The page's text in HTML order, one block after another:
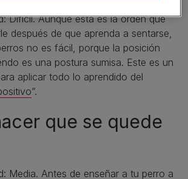
Difícil. Aunque esta es la orden que
después de que aprenda a sentarse,
no es fácil, porque la posición
es una postura sumisa. Este es un
aplicar todo lo aprendido del
”.
que se quede
Media. Antes de enseñar a tu perro a